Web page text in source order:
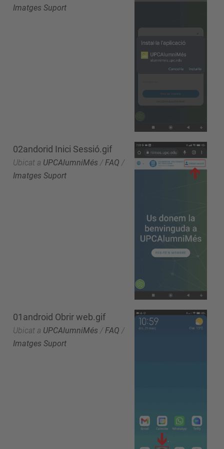
Imatges Suport
02andorid Inici Sessió.gif
Ubicat a UPCAlumniMés /FAQ /
Imatges Suport
01android Obrir web.gif
Ubicat a UPCAlumniMés /FAQ /
Imatges Suport